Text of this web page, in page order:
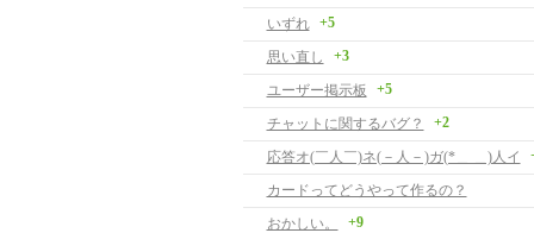
いずれ
+5
思い直し +3
ユーザー掲示板 +5
チャットに関するバグ？ +2
応答オ(￣人￣)ネ(－人－)ガ(*＿ ＿)人イ
カードってどうやって作るの？
おかしい。
+9